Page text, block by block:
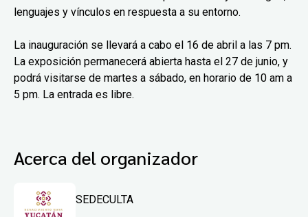
lenguajes y vínculos en respuesta a su entorno.
La inauguración se llevará a cabo el 16 de abril a las 7 pm.
La exposición permanecerá abierta hasta el 27 de junio, y
podrá visitarse de martes a sábado, en horario de 10 am a
5 pm. La entrada es libre.
Acerca del organizador
SEDECULTA